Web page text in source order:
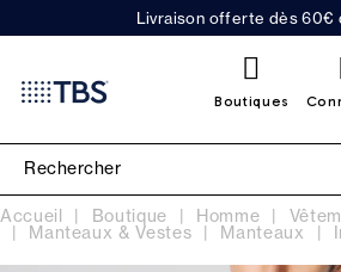
Livraison offerte dès 60€
Boutiques
Accueil Boutique Homme
Manteaux & Vestes Manteaux